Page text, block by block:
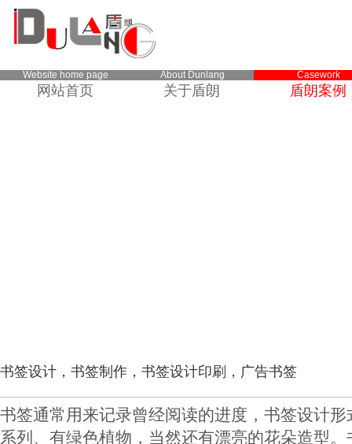
Website home page
网站首页
About Dunlang
关于盾朗
Casework
盾朗案例
书签设计，书签制作，书签设计印刷，广告书签
书签通常用来记录曾经阅读的进度，书签设计
系列、有绿色植物，当然还有漂亮的花朵造型